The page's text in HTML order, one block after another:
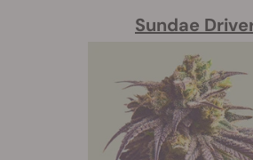
Sundae